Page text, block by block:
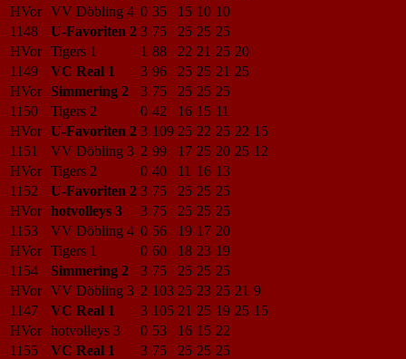
HVor VV Döbling 4 0 35 15 10 10
1148
U-Favoriten 2 3 75 25 25 25
HVor Tigers 1 1 88 22 21 25 20
1149
VC Real 1 3 96 25 25 21 25
HVor
Simmering 2 3 75 25 25 25
1150
Tigers 2 0 42 16 15 11
HVor U-Favoriten 2 3 109 25 22 25 22 15
1151
VV Döbling 3 2 99 17 25 20 25 12
HVor Tigers 2 0 40 11 16 13
1152
U-Favoriten 2 3 75 25 25 25
HVor hotvolleys 3 3 75 25 25 25
1153
VV Döbling 4 0 56 19 17 20
HVor Tigers 1 0 60 18 23 19
1154
Simmering 2 3 75 25 25 25
HVor VV Döbling 3 2 103 25 23 25 21 9
1147
VC Real 1 3 105 21 25 19 25 15
HVor hotvolleys 3 0 53 16 15 22
1155
VC Real 1 3 75 25 25 25